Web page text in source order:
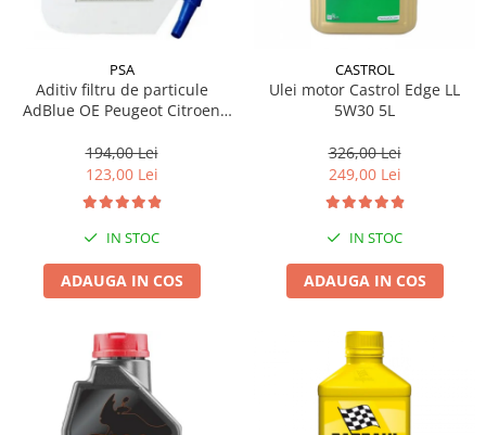
PSA
Aditiv filtru de particule
AdBlue OE Peugeot Citroen
194,00 Lei
123,00 Lei
IN STOC
ADAUGA IN COS
CASTROL
Ulei motor Castrol Edge LL
5W30 5L
326,00 Lei
249,00 Lei
IN STOC
ADAUGA IN COS